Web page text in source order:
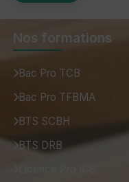
Nos formations
Bac Pro TCB
Bac Pro TFBMA
BTS SCBH
BTS DRB